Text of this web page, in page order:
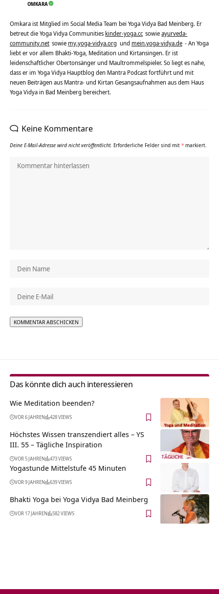
OMKARA
Omkara ist Mitglied im Social Media Team bei Yoga Vidya Bad Meinberg. Er
betreut die Yoga Vidya Communities kinder-yoga.cc sowieayurveda-
community.net sowie my.yoga-vidya.org und mein.yoga-vidya.de - An Yoga
liebt er vor allem Bhakti-Yoga, Meditation und Kirtansingen. Er ist
leidenschaftlicher Obertonsänger und Maultrommelspieler. So liegt es nahe,
dass er im Yoga Vidya Hauptblog den Mantra Podcast fortführt und mit
neuen Beiträgen aus Mantra- und Kirtan Gesangsaufnahmen aus dem Haus
Yoga Vidya in Bad Meinberg bereichert.
Keine Kommentare
Deine E-Mail-Adresse wird nicht veröffentlicht. Erforderliche Felder sind mit * markiert.
Das könnte dich auch interessieren
Wie Meditation beenden?
VOR 6 JAHREN 428 VIEWS
Höchstes Wissen transzendiert alles – YS
III. 55 – Tägliche Inspiration
VOR 5 JAHREN 473 VIEWS
Yogastunde Mittelstufe 45 Minuten
VOR 9 JAHREN 639 VIEWS
Bhakti Yoga bei Yoga Vidya Bad Meinberg
VOR 17 JAHREN 582 VIEWS